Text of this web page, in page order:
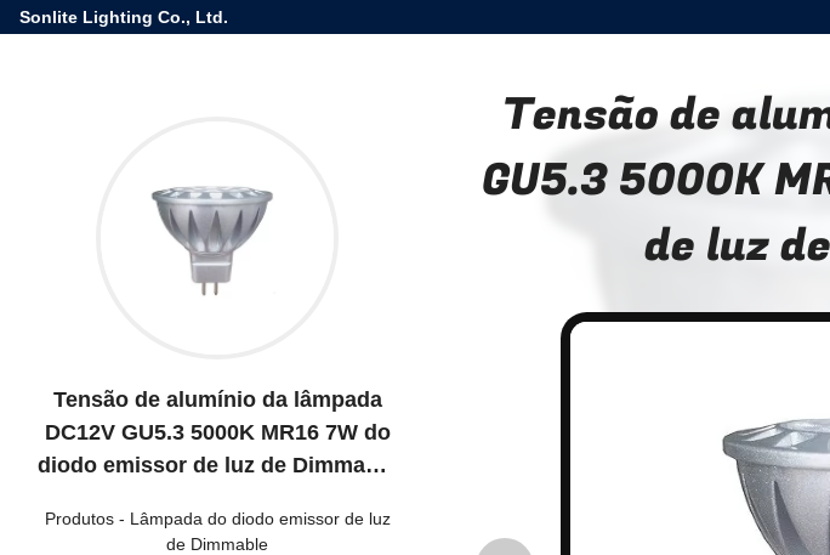
Sonlite Lighting Co., Ltd.
Tensão de alumínio da lâmpada
DC12V GU5.3 5000K MR16 7W do
diodo emissor de luz de Dimmable
Produtos- Lâmpada do diodo emissor de luz
de Dimmable
Tensão de
GU5.3 5000K
de luz